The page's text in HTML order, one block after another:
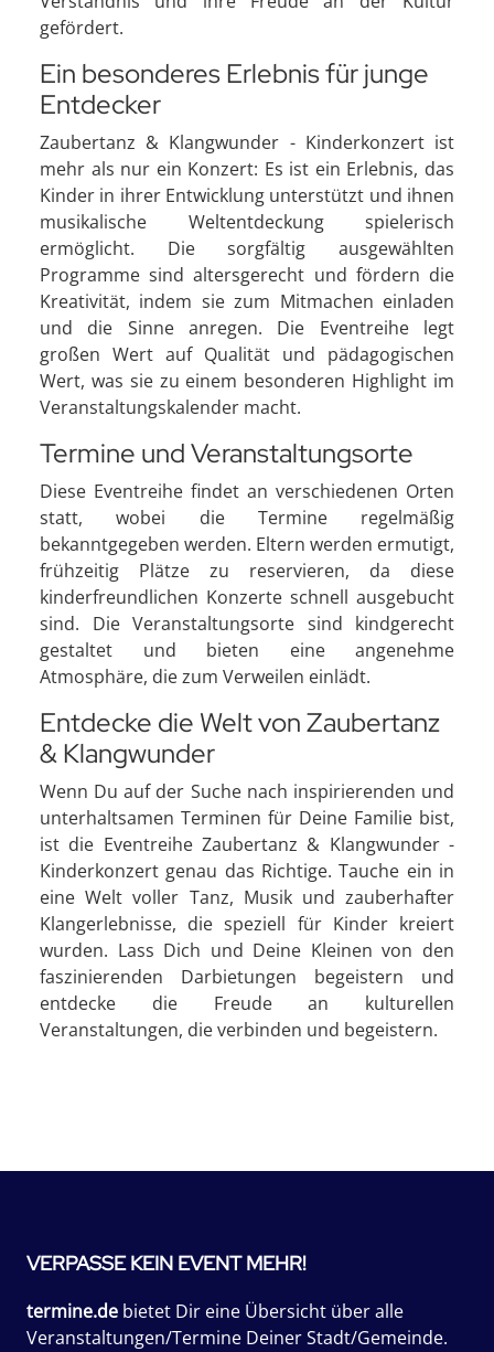
gefördert.
Ein besonderes Erlebnis für junge
Entdecker
Zaubertanz & Klangwunder - Kinderkonzert ist
mehr als nur ein Konzert: Es ist ein Erlebnis, das
Kinder in ihrer Entwicklung unterstützt und ihnen
musikalische Weltentdeckung spielerisch
ermöglicht. Die sorgfältig ausgewählten
Programme sind altersgerecht und fördern die
Kreativität, indem sie zum Mitmachen einladen
und die Sinne anregen. Die Eventreihe legt
großen Wert auf Qualität und pädagogischen
Wert, was sie zu einem besonderen Highlight im
Veranstaltungskalender macht.
Termine und Veranstaltungsorte
Diese Eventreihe findet an verschiedenen Orten
statt, wobei die Termine regelmäßig
bekanntgegeben werden. Eltern werden ermutigt,
frühzeitig Plätze zu reservieren, da diese
kinderfreundlichen Konzerte schnell ausgebucht
sind. Die Veranstaltungsorte sind kindgerecht
gestaltet und bieten eine angenehme
Atmosphäre, die zum Verweilen einlädt.
Entdecke die Welt von Zaubertanz
& Klangwunder
Wenn Du auf der Suche nach inspirierenden und
unterhaltsamen Terminen für Deine Familie bist,
ist die Eventreihe Zaubertanz & Klangwunder -
Kinderkonzert genau das Richtige. Tauche ein in
eine Welt voller Tanz, Musik und zauberhafter
Klangerlebnisse, die speziell für Kinder kreiert
wurden. Lass Dich und Deine Kleinen von den
faszinierenden Darbietungen begeistern und
entdecke die Freude an kulturellen
Veranstaltungen, die verbinden und begeistern.
VERPASSE KEIN EVENT MEHR!
termine.de bietet Dir eine Übersicht über alle
Veranstaltungen/Termine Deiner Stadt/Gemeinde.